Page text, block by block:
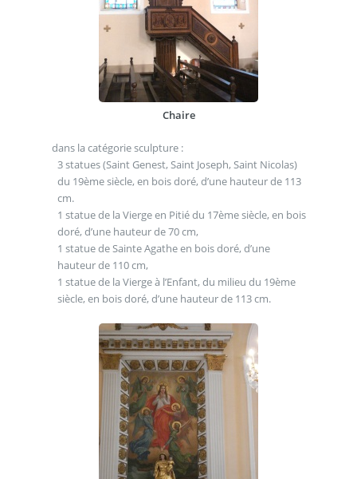
Chaire
dans la catégorie sculpture :
3 statues (Saint Genest, Saint Joseph, Saint Nicolas)
du 19ème siècle, en bois doré, d’une hauteur de 113
cm.
1 statue de la Vierge en Pitié du 17ème siècle, en bois
doré, d’une hauteur de 70 cm,
1 statue de Sainte Agathe en bois doré, d’une
hauteur de 110 cm,
1 statue de la Vierge à l’Enfant, du milieu du 19ème
siècle, en bois doré, d’une hauteur de 113 cm.